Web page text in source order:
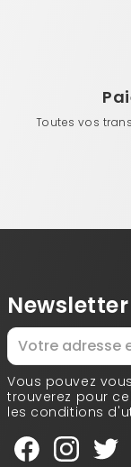
Toutes vos
Newsletter
Vous pouvez
trouverez pour
les conditions